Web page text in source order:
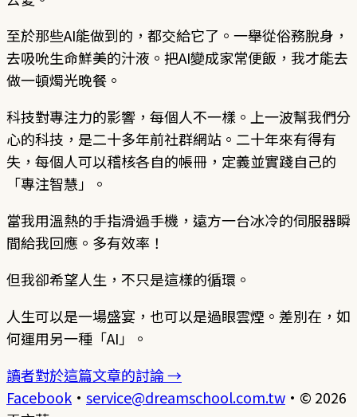
至於那些AI能做到的，都交給它了。一舉從俗務脫身，
去吸吮生命鮮美的汁液。把AI變成家常便飯，我才能去
做一頓燭光晚餐。
科技對專注力的影響，每個人不一樣。上一波幫我們分
心的科技，是二十多年前社群網站。二十年來有得有
失，每個人可以稽核各自的帳冊，定義並實踐自己的
「專注智慧」。
當我用溫熱的手指滑過手機，遠方一台冰冷的伺服器瞬
間給我回應。多有效率！
但我卻希望人生，不只是這樣的循環。
人生可以是一場盛宴，也可以是過眼雲煙。差別在，如
何運用另一種「AI」。
讀者對於這篇文章的討論 →
Facebook · service@dreamschool.com.tw · © 2026